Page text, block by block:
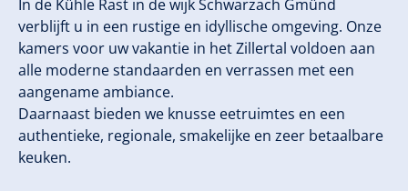
In de Kühle Rast in de wijk Schwarzach Gmünd
verblijft u in een rustige en idyllische omgeving. Onze
kamers voor uw vakantie in het Zillertal voldoen aan
alle moderne standaarden en verrassen met een
aangename ambiance.
Daarnaast bieden we knusse eetruimtes en een
authentieke, regionale, smakelijke en zeer betaalbare
keuken.